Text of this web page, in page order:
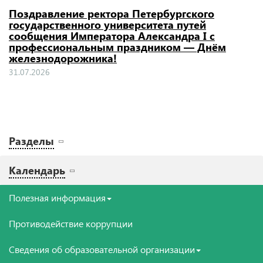
Поздравление ректора Петербургского
государственного университета путей
сообщения Императора Александра I с
профессиональным праздником — Днём
железнодорожника!
31.07.2026
Разделы
Календарь
Полезная информация
Противодействие коррупции
Сведения об образовательной организации